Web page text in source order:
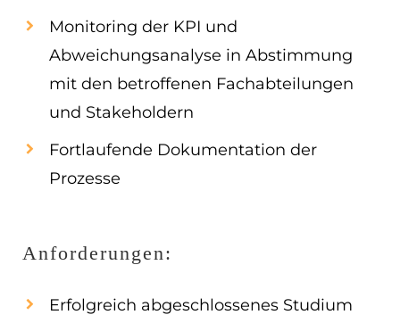
Monitoring der KPI und
Abweichungsanalyse in Abstimmung
mit den betroffenen Fachabteilungen
und Stakeholdern
Fortlaufende Dokumentation der
Prozesse
Anforderungen:
Erfolgreich abgeschlossenes Studium